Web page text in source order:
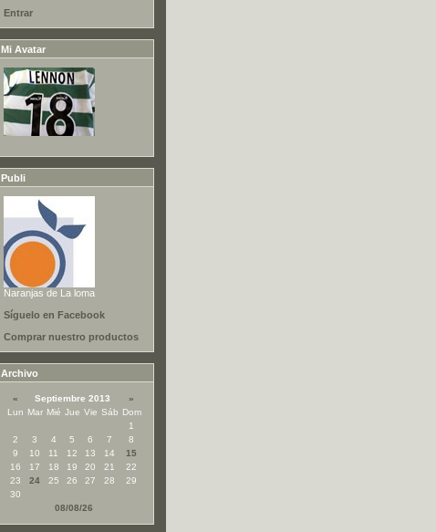
Entrar
Mi Avatar
Publi
Naranjas de La loma
Síguelo en Facebook
Comprar nuestro productos
Archivo
« Septiembre 2013
»
Lun Mar Mié Jue Vie Sáb Dom
1
2
3 4 5 6 7
8
9
10 11 12 13 14
15
16
17 18 19 20 21
22
23
24 25 26 27 28
29
30
08/08/26